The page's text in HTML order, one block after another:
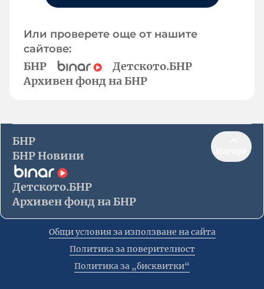
Или проверете още от нашите
сайтове:
БНР
Детското.БНР
Архивен фонд на БНР
БНР
БНР Новини
Детското.БНР
Архивен фонд на БНР
Общи условия за използване на сайта
Политика за поверителност
Политика за „бисквитки“